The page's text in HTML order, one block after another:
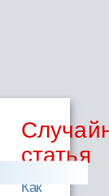
статья
Как